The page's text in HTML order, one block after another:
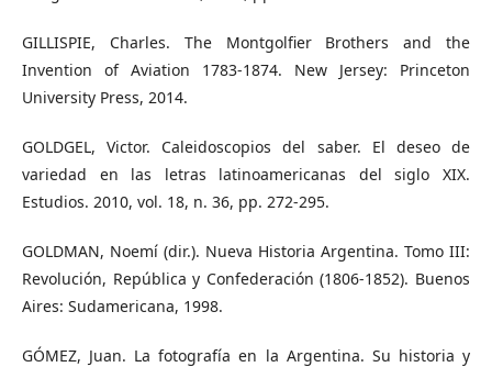
GILLISPIE, Charles. The Montgolfier Brothers and the
Invention of Aviation 1783-1874. New Jersey: Princeton
University Press, 2014.
GOLDGEL, Victor. Caleidoscopios del saber. El deseo de
variedad en las letras latinoamericanas del siglo XIX.
Estudios. 2010, vol. 18, n. 36, pp. 272-295.
GOLDMAN, Noemí (dir.). Nueva Historia Argentina. Tomo III:
Revolución, República y Confederación (1806-1852). Buenos
Aires: Sudamericana, 1998.
GÓMEZ, Juan. La fotografía en la Argentina. Su historia y